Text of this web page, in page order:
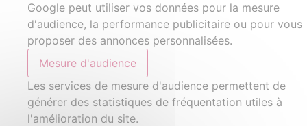
Google peut utiliser vos données pour la mesure
d'audience, la performance publicitaire ou pour vous
proposer des annonces personnalisées.
Mesure d'audience
Les services de mesure d'audience permettent de
générer des statistiques de fréquentation utiles à
l'amélioration du site.